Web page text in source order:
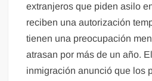
extranjeros que piden asilo
reciben una autorización
tienen una preocupación
atrasan por más de un año.
inmigración anunció que los